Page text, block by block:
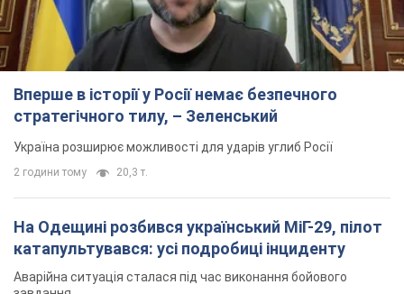
Вперше в історії у Росії немає безпечного
стратегічного тилу, – Зеленський
Україна розширює можливості для ударів углиб Росії
2 години тому 20,3 т.
На Одещині розбився український МіГ-29, пілот
катапультувався: усі подробиці інциденту
Аварійна ситуація сталася під час виконання бойового